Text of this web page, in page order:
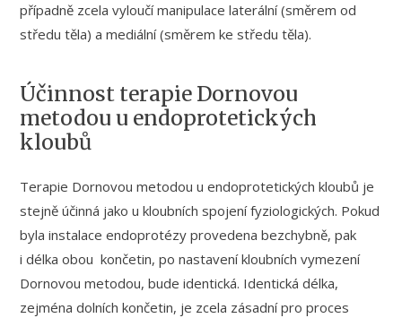
případně zcela vyloučí manipulace laterální (směrem od
středu těla) a mediální (směrem ke středu těla).
Účinnost terapie Dornovou
metodou u endoprotetických
kloubů
Terapie Dornovou metodou u endoprotetických kloubů je
stejně účinná jako u kloubních spojení fyziologických. Pokud
byla instalace endoprotézy provedena bezchybně, pak
i délka obou končetin, po nastavení kloubních vymezení
Dornovou metodou, bude identická. Identická délka,
zejména dolních končetin, je zcela zásadní pro proces